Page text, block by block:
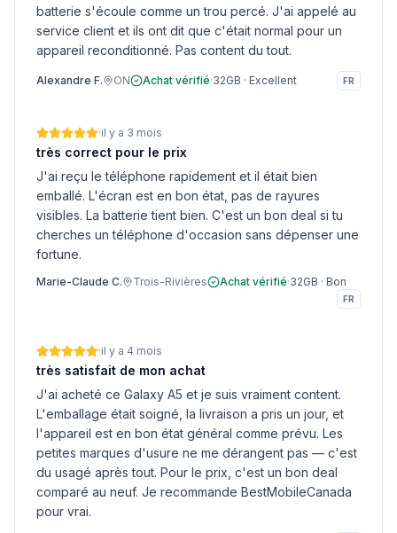
batterie s'écoule comme un trou percé. J'ai appelé au
service client et ils ont dit que c'était normal pour un
appareil reconditionné. Pas content du tout.
Alexandre F. ON Achat vérifié·32GB · Excellent FR
·il y a 3 mois
très correct pour le prix
J'ai reçu le téléphone rapidement et il était bien
emballé. L'écran est en bon état, pas de rayures
visibles. La batterie tient bien. C'est un bon deal si tu
cherches un téléphone d'occasion sans dépenser une
fortune.
Marie-Claude C. Trois-Rivières Achat vérifié·32GB · Bon
FR
·il y a 4 mois
très satisfait de mon achat
J'ai acheté ce Galaxy A5 et je suis vraiment content.
L'emballage était soigné, la livraison a pris un jour, et
l'appareil est en bon état général comme prévu. Les
petites marques d'usure ne me dérangent pas — c'est
du usagé après tout. Pour le prix, c'est un bon deal
comparé au neuf. Je recommande BestMobileCanada
pour vrai.